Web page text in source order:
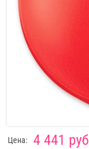
Цена: 4 441 руб